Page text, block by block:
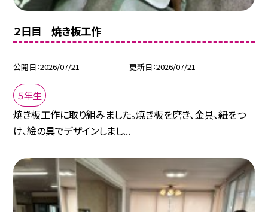
２日目 焼き板工作
公開日 2026/07/21 更新日 2026/07/21
５年生
焼き板工作に取り組みました。焼き板を磨き、金具、紐をつ
け、絵の具でデザインしまし...